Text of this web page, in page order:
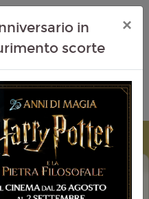
MUST GO
in
scorte
×